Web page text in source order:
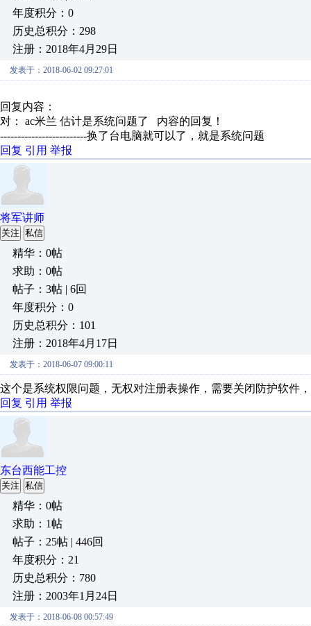
年度积分：0
历史总积分：298
注册：2018年4月29日
发表于：2018-06-02 09:27:01
回复内容：
对： ac米兰 估计是系统问题了 内容的回复！
-------------------------换了台电脑就可以了，就是系统问题
回复 引用 举报
将军讲师
关注 私信
精华：0帖
求助：0帖
帖子：3帖 | 6回
年度积分：0
历史总积分：101
注册：2018年4月17日
发表于：2018-06-07 09:00:11
这个是系统权限问题，无权对注册表操作，需要关闭防护软件
回复 引用 举报
东台西能工控
关注 私信
精华：0帖
求助：1帖
帖子：25帖 | 446回
年度积分：21
历史总积分：780
注册：2003年1月24日
发表于：2018-06-08 00:57:49